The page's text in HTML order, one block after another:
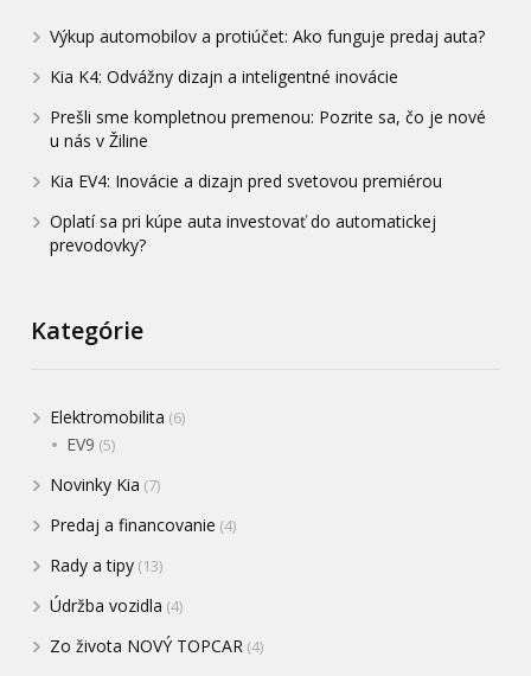
Výkup automobilov a protiúčet: Ako funguje predaj auta?
Kia K4: Odvážny dizajn a inteligentné inovácie
Prešli sme kompletnou premenou: Pozrite sa, čo je nové
u nás v Žiline
Kia EV4: Inovácie a dizajn pred svetovou premiérou
Oplatí sa pri kúpe auta investovať do automatickej
prevodovky?
Kategórie
Elektromobilita (6)
EV9 (5)
Novinky Kia (7)
Predaj a financovanie (4)
Rady a tipy (13)
Údržba vozidla (4)
Zo života NOVÝ TOPCAR (4)